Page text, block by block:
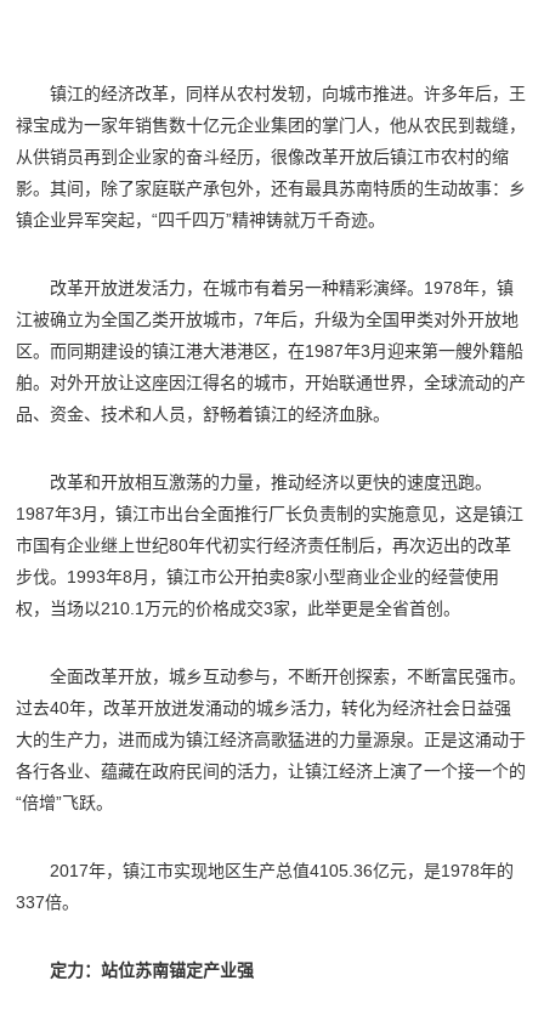
镇江的经济改革，同样从农村发轫，向城市推进。许多年后，王
禄宝成为一家年销售数十亿元企业集团的掌门人，他从农民到裁缝，
从供销员再到企业家的奋斗经历，很像改革开放后镇江市农村的缩
影。其间，除了家庭联产承包外，还有最具苏南特质的生动故事：乡
镇企业异军突起，“四千四万”精神铸就万千奇迹。
改革开放迸发活力，在城市有着另一种精彩演绎。1978年，镇
江被确立为全国乙类开放城市，7年后，升级为全国甲类对外开放地
区。而同期建设的镇江港大港港区，在1987年3月迎来第一艘外籍船
舶。对外开放让这座因江得名的城市，开始联通世界，全球流动的产
品、资金、技术和人员，舒畅着镇江的经济血脉。
改革和开放相互激荡的力量，推动经济以更快的速度迅跑。
1987年3月，镇江市出台全面推行厂长负责制的实施意见，这是镇江
市国有企业继上世纪80年代初实行经济责任制后，再次迈出的改革
步伐。1993年8月，镇江市公开拍卖8家小型商业企业的经营使用
权，当场以210.1万元的价格成交3家，此举更是全省首创。
全面改革开放，城乡互动参与，不断开创探索，不断富民强市。
过去40年，改革开放迸发涌动的城乡活力，转化为经济社会日益强
大的生产力，进而成为镇江经济高歌猛进的力量源泉。正是这涌动于
各行各业、蕴藏在政府民间的活力，让镇江经济上演了一个接一个的
“倍增”飞跃。
2017年，镇江市实现地区生产总值4105.36亿元，是1978年的
337倍。
定力：站位苏南锚定产业强